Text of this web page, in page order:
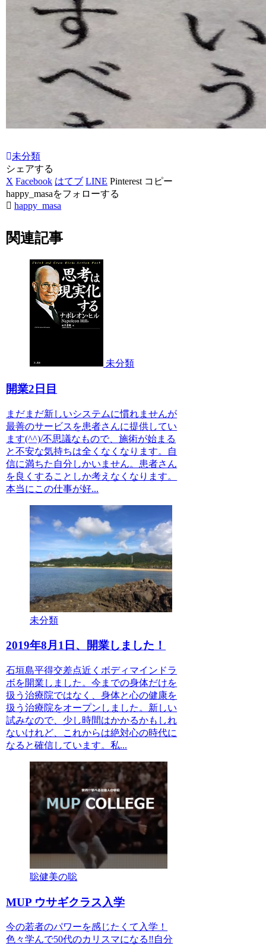
未分類
シェアする
X Facebook はてブ LINE Pinterest コピー
happy_masaをフォローする
happy_masa
関連記事
未分類
開業2日目
まだまだ新しいシステムに慣れませんが
最善のサービスを患者さんに提供してい
ます(^^)/不思議なもので、施術が始まる
と不安な気持ちは全くなくなります。自
信に満ちた自分しかいません。患者さん
を良くすることしか考えなくなります。
本当にこの仕事が好...
未分類
2019年8月1日、開業しました！
石垣島平得交差点近くボディマインドラ
ボを開業しました。今までの身体だけを
扱う治療院ではなく、身体と心の健康を
扱う治療院をオープンしました。新しい
試みなので、少し時間はかかるかもしれ
ないけれど、これからは絶対心の時代に
なると確信しています。私...
聡健美の聡
MUP ウサギクラス入学
今の若者のパワーを感じたくて入学！
色々学んで50代のカリスマになる‼️自分